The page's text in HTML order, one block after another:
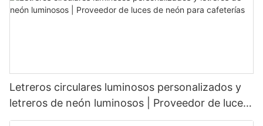
Letreros circulares luminosos personalizados y
letreros de neón luminosos | Proveedor de luces
de neón para cafeterías